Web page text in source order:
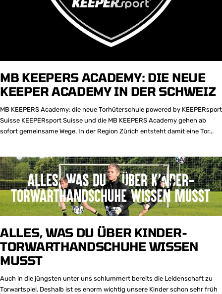
MB KEEPERS ACADEMY: DIE NEUE
KEEPER ACADEMY IN DER SCHWEIZ
MB KEEPERS Academy: die neue Torhüterschule powered by KEEPERsport
Suisse KEEPERsport Suisse und die MB KEEPERS Academy gehen ab
sofort gemeinsame Wege. In der Region Zürich entsteht damit eine Tor...
ALLES, WAS DU ÜBER KINDER-
TORWARTHANDSCHUHE WISSEN
MUSST
Auch in die jüngsten unter uns schlummert bereits die Leidenschaft zu
Torwartspiel. Deshalb ist es enorm wichtig unsere Kinder schon sehr früh